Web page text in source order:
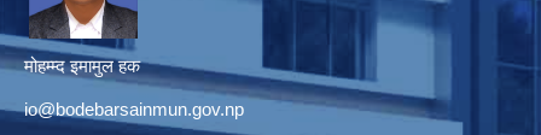
मोहम्म्द इमामुल हक
io@bodebarsainmun.gov.np